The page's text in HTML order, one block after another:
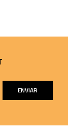
ENVIAR